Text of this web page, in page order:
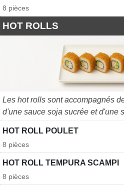
8 pièces
HOT ROLLS
Les hot rolls sont accompagnés
d'une sauce soja sucrée et d'une
HOT ROLL POULET
8 pièces
HOT ROLL TEMPURA SCAMPI
8 pièces